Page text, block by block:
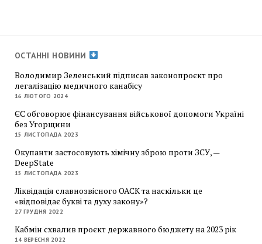
ОСТАННІ НОВИНИ
Володимир Зеленський підписав законопроєкт про
легалізацію медичного канабісу
16 ЛЮТОГО 2024
ЄС обговорює фінансування військової допомоги Україні
без Угорщини
15 ЛИСТОПАДА 2023
Окупанти застосовують хімічну зброю проти ЗСУ, —
DeepState
15 ЛИСТОПАДА 2023
Ліквідація славнозвісного ОАСК та наскільки це
«відповідає букві та духу закону»?
27 ГРУДНЯ 2022
Кабмін схвалив проєкт державного бюджету на 2023 рік
14 ВЕРЕСНЯ 2022